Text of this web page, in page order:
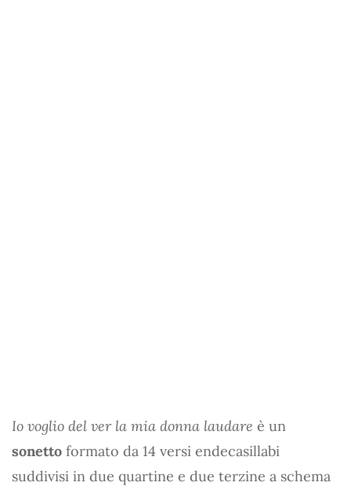
Io voglio del ver la mia donna laudare è un
sonetto formato da 14 versi endecasillabi
suddivisi in due quartine e due terzine a schema